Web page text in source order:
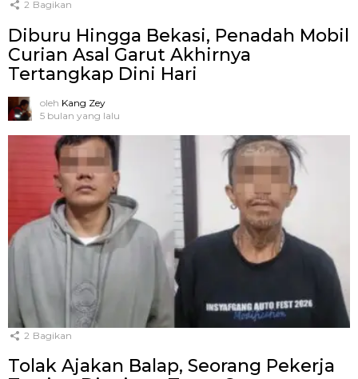
2 Bagikan
Diburu Hingga Bekasi, Penadah Mobil
Curian Asal Garut Akhirnya
Tertangkap Dini Hari
oleh Kang Zey
5 bulan yang lalu
2 Bagikan
Tolak Ajakan Balap, Seorang Pekerja